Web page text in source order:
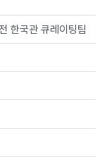
한국관 큐레이팅팀